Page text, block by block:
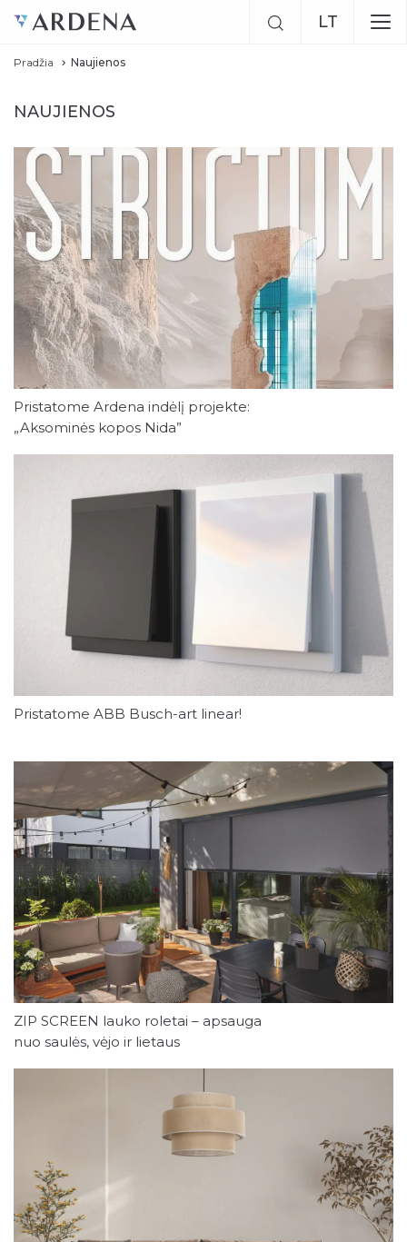
LT
Pradžia Naujienos
NAUJIENOS
Pristatome Ardena indėlį projekte:
„Aksominės kopos Nida”
Pristatome ABB Busch-art linear!
ZIP SCREEN lauko roletai – apsauga
nuo saulės, vėjo ir lietaus